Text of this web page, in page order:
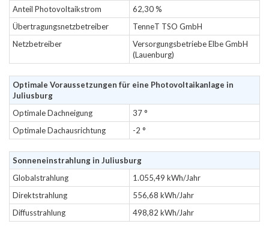
Anteil Photovoltaikstrom
62,30 %
Übertragungsnetzbetreiber
TenneT TSO GmbH
Netzbetreiber
Versorgungsbetriebe Elbe GmbH
(Lauenburg)
Optimale Voraussetzungen für eine Photovoltaikanlage in
Juliusburg
Optimale Dachneigung
37 °
Optimale Dachausrichtung
-2 °
Sonneneinstrahlung in Juliusburg
Globalstrahlung
1.055,49 kWh/Jahr
Direktstrahlung
556,68 kWh/Jahr
Diffusstrahlung
498,82 kWh/Jahr